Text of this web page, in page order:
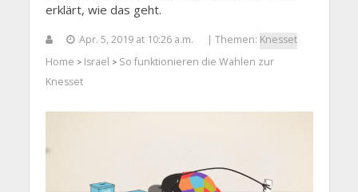
erklärt, wie das geht.
Apr. 5, 2019 at 10:26 a.m. | Themen: Knesset
Home > Israel > So funktionieren die Wahlen zur
Knesset